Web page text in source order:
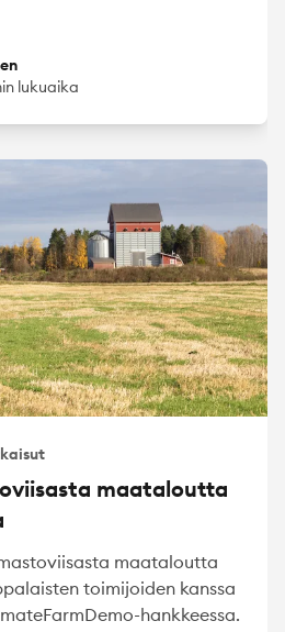
lukuaika
maataloutta
maataloutta
toimijoiden kanssa
hankkeessa.